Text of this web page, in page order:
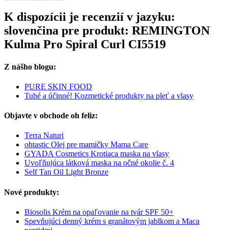
K dispozícii je recenzií v jazyku:
slovenčina pre produkt: REMINGTON
Kulma Pro Spiral Curl CI5519
Z nášho blogu:
PURE SKIN FOOD
Tuhé a účinné! Kozmetické produkty na pleť a vlasy
Objavte v obchode oh feliz:
Terra Naturi
ohtastic Olej pre mamičky Mama Care
GYADA Cosmetics Krotiaca maska na vlasy
Uvoľňujúca látková maska na očné okolie č. 4
Self Tan Oil Light Bronze
Nové produkty:
Biosolis Krém na opaľovanie na tvár SPF 50+
Spevňujúci denný krém s granátovým jablkom a Maca